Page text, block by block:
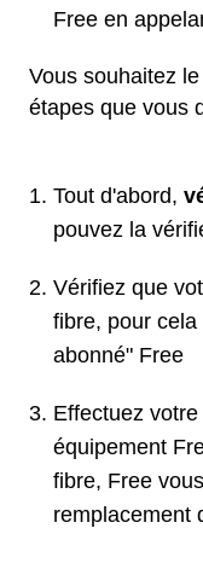
Free en
Vous souhaitez
étapes que vous
Tout d'abord,
pouvez la
Vérifiez que
fibre, pour
abonné" Free
Effectuez
équipement
fibre, Free
remplacement